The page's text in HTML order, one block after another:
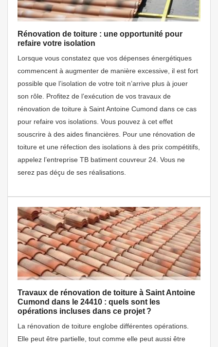
Rénovation de toiture : une opportunité pour
refaire votre isolation
Lorsque vous constatez que vos dépenses énergétiques
commencent à augmenter de manière excessive, il est fort
possible que l’isolation de votre toit n’arrive plus à jouer
son rôle. Profitez de l’exécution de vos travaux de
rénovation de toiture à Saint Antoine Cumond dans ce cas
pour refaire vos isolations. Vous pouvez à cet effet
souscrire à des aides financières. Pour une rénovation de
toiture et une réfection des isolations à des prix compétitifs,
appelez l’entreprise TB batiment couvreur 24. Vous ne
serez pas déçu de ses réalisations.
Travaux de rénovation de toiture à Saint Antoine
Cumond dans le 24410 : quels sont les
opérations incluses dans ce projet ?
La rénovation de toiture englobe différentes opérations.
Elle peut être partielle, tout comme elle peut aussi être